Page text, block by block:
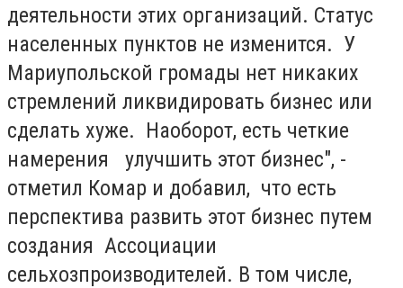
деятельности этих организаций. Статус
населенных пунктов не изменится. У
Мариупольской громады нет никаких
стремлений ликвидировать бизнес или
сделать хуже. Наоборот, есть четкие
намерения улучшить этот бизнес", -
отметил Комар и добавил, что есть
перспектива развить этот бизнес путем
создания Ассоциации
сельхозпроизводителей. В том числе,